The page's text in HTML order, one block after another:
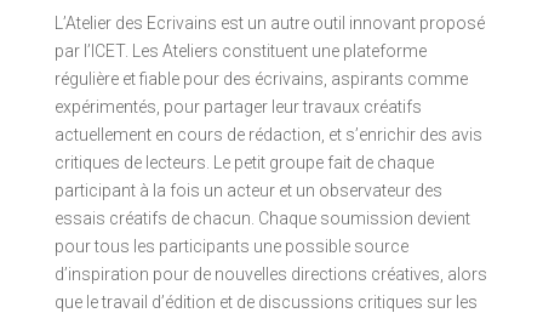
L’Atelier des Ecrivains est un autre outil innovant proposé
par l’ICET. Les Ateliers constituent une plateforme
régulière et fiable pour des écrivains, aspirants comme
expérimentés, pour partager leur travaux créatifs
actuellement en cours de rédaction, et s’enrichir des avis
critiques de lecteurs. Le petit groupe fait de chaque
participant à la fois un acteur et un observateur des
essais créatifs de chacun. Chaque soumission devient
pour tous les participants une possible source
d’inspiration pour de nouvelles directions créatives, alors
que le travail d’édition et de discussions critiques sur les